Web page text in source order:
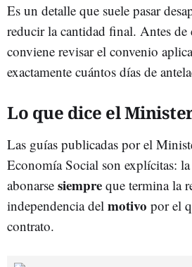
Es un detalle que suele pasar
reducir la cantidad final. Antes de
conviene revisar el convenio
exactamente cuántos días de
Lo que dice el
Las guías publicadas por el
Economía Social son explícitas: la
abonarse siempre que termina la
independencia del motivo por el
contrato.